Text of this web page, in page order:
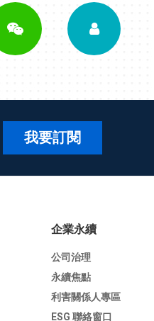
我要訂閱
企業永續
公司治理
永續焦點
利害關係人專區
ESG 聯絡窗口